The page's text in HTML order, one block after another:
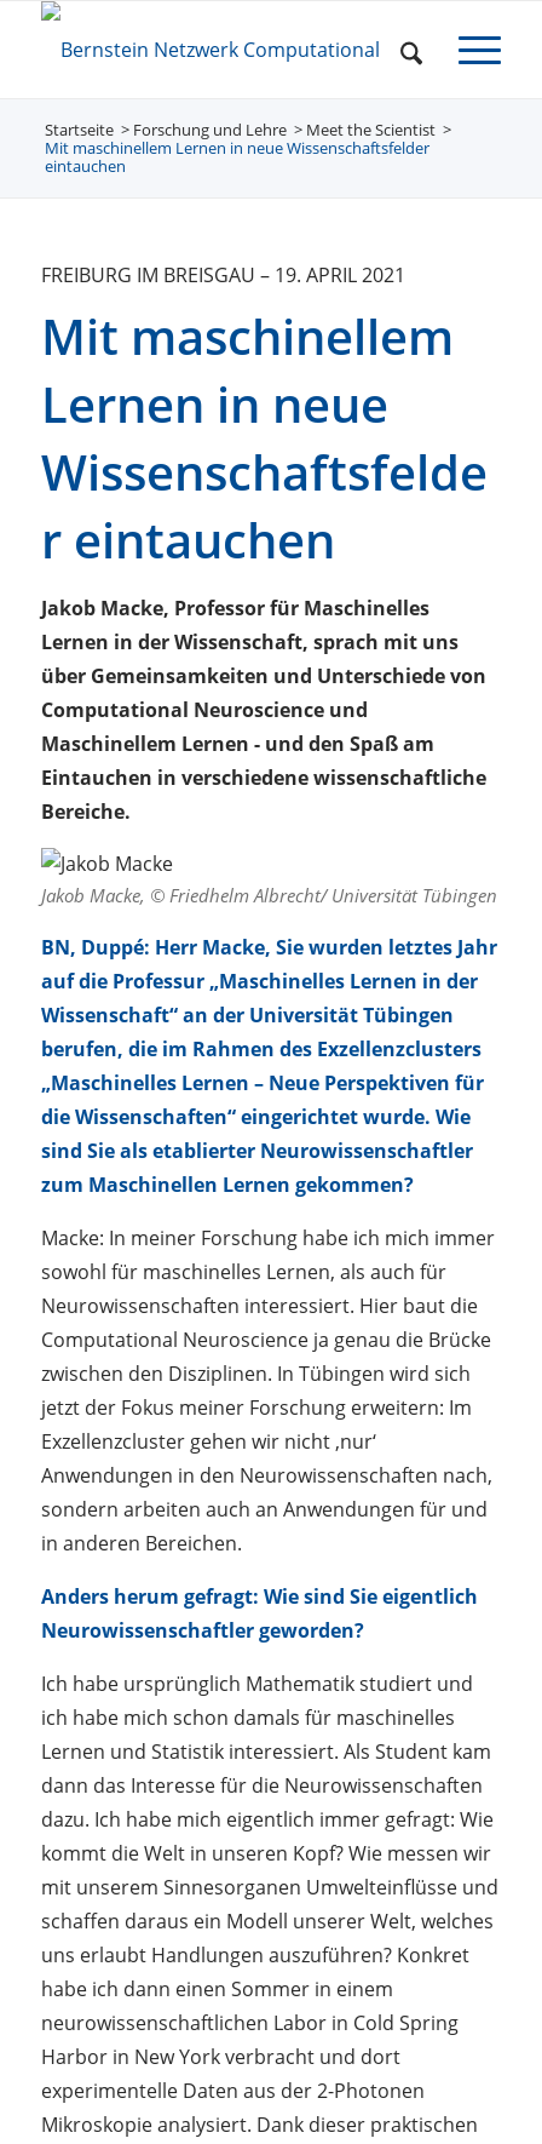
Startseite /
Forschung und Lehre /
Meet the Scientist
Mit maschinellem Lernen in neue Wissenschaftsfelder
eintauchen
FREIBURG IM BREISGAU – 19. APRIL 2021
Mit maschinellem
Lernen in neue
Wissenschaftsfelde
r eintauchen
Jakob Macke, Professor für Maschinelles
Lernen in der Wissenschaft, sprach mit uns
über Gemeinsamkeiten und Unterschiede von
Computational Neuroscience und
Maschinellem Lernen - und den Spaß am
Eintauchen in verschiedene wissenschaftliche
Bereiche.
Jakob Macke, © Friedhelm Albrecht/ Universität Tübingen
BN, Duppé: Herr Macke, Sie wurden letztes Jahr
auf die Professur „Maschinelles Lernen in der
Wissenschaft“ an der Universität Tübingen
berufen, die im Rahmen des Exzellenzclusters
„Maschinelles Lernen – Neue Perspektiven für
die Wissenschaften“ eingerichtet wurde. Wie
sind Sie als etablierter Neurowissenschaftler
zum Maschinellen Lernen gekommen?
Macke: In meiner Forschung habe ich mich immer
sowohl für maschinelles Lernen, als auch für
Neurowissenschaften interessiert. Hier baut die
Computational Neuroscience ja genau die Brücke
zwischen den Disziplinen. In Tübingen wird sich
jetzt der Fokus meiner Forschung erweitern: Im
Exzellenzcluster gehen wir nicht ‚nur‘
Anwendungen in den Neurowissenschaften nach,
sondern arbeiten auch an Anwendungen für und
in anderen Bereichen.
Anders herum gefragt: Wie sind Sie eigentlich
Neurowissenschaftler geworden?
Ich habe ursprünglich Mathematik studiert und
ich habe mich schon damals für maschinelles
Lernen und Statistik interessiert. Als Student kam
dann das Interesse für die Neurowissenschaften
dazu. Ich habe mich eigentlich immer gefragt: Wie
kommt die Welt in unseren Kopf? Wie messen wir
mit unserem Sinnesorganen Umwelteinflüsse und
schaffen daraus ein Modell unserer Welt, welches
uns erlaubt Handlungen auszuführen? Konkret
habe ich dann einen Sommer in einem
neurowissenschaftlichen Labor in Cold Spring
Harbor in New York verbracht und dort
experimentelle Daten aus der 2-Photonen
Mikroskopie analysiert. Dank dieser praktischen